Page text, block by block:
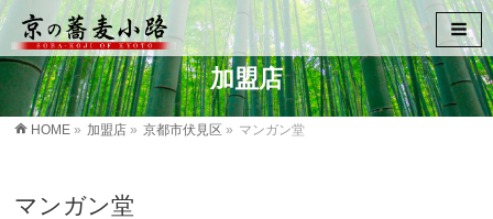
加盟店
HOME » 加盟店 » 京都市伏見区 » マンガン堂
マンガン堂